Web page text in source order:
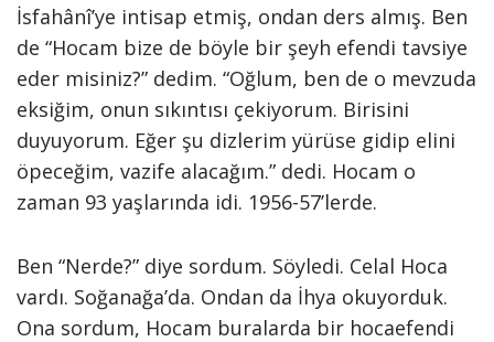
İsfahânî’ye intisap etmiş, ondan ders almış. Ben
de “Hocam bize de böyle bir şeyh efendi tavsiye
eder misiniz?” dedim. “Oğlum, ben de o mevzuda
eksiğim, onun sıkıntısı çekiyorum. Birisini
duyuyorum. Eğer şu dizlerim yürüse gidip elini
öpeceğim, vazife alacağım.” dedi. Hocam o
zaman 93 yaşlarında idi. 1956-57’lerde.
Ben “Nerde?” diye sordum. Söyledi. Celal Hoca
vardı. Soğanağa’da. Ondan da İhya okuyorduk.
Ona sordum, Hocam buralarda bir hocaefendi